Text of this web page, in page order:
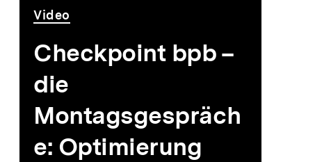
Video
Dauer
35
Min.
Video
Checkpoint bpb –
die
Montagsgespräch
e: Optimierung